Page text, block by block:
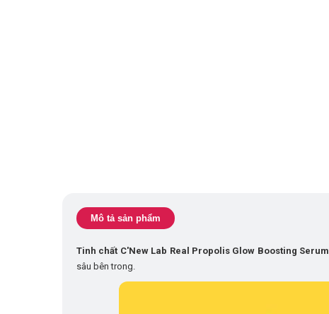
Mô tả sản phẩm
Tinh chất C'New Lab Real Propolis Glow Boosting Serum
sâu bên trong.